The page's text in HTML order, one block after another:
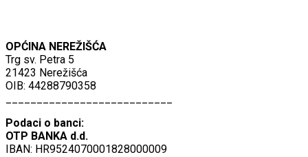
OPĆINA NEREŽIŠĆA
Trg sv. Petra 5
21423 Nerežišća
OIB: 44288790358
Podaci o banci:
OTP BANKA d.d.
IBAN: HR9524070001828000009